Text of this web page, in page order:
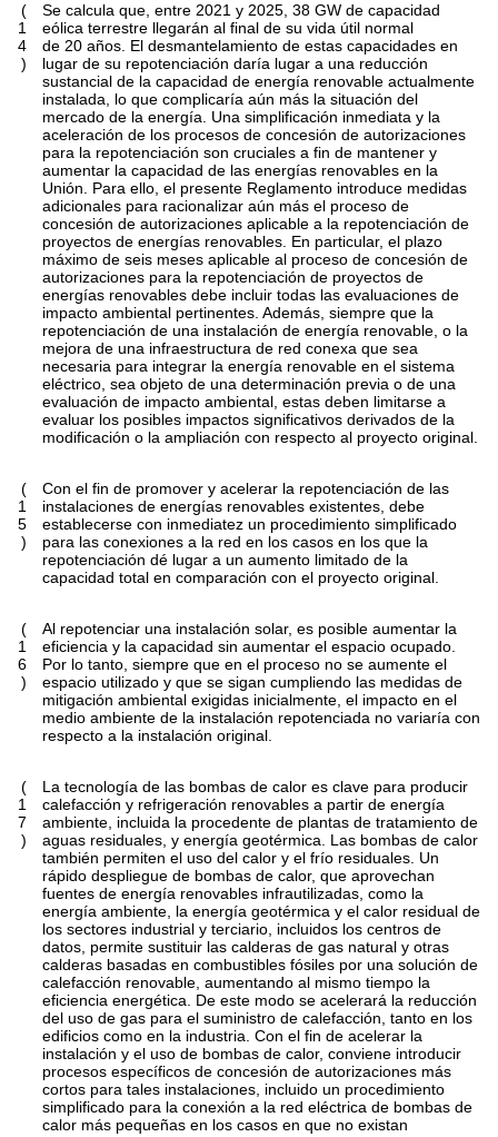
(
1
4
)
Se calcula que, entre 2021 y 2025, 38 GW de capacidad
eólica terrestre llegarán al final de su vida útil normal
de 20 años. El desmantelamiento de estas capacidades en
lugar de su repotenciación daría lugar a una reducción
sustancial de la capacidad de energía renovable actualmente
instalada, lo que complicaría aún más la situación del
mercado de la energía. Una simplificación inmediata y la
aceleración de los procesos de concesión de autorizaciones
para la repotenciación son cruciales a fin de mantener y
aumentar la capacidad de las energías renovables en la
Unión. Para ello, el presente Reglamento introduce medidas
adicionales para racionalizar aún más el proceso de
concesión de autorizaciones aplicable a la repotenciación de
proyectos de energías renovables. En particular, el plazo
máximo de seis meses aplicable al proceso de concesión de
autorizaciones para la repotenciación de proyectos de
energías renovables debe incluir todas las evaluaciones de
impacto ambiental pertinentes. Además, siempre que la
repotenciación de una instalación de energía renovable, o la
mejora de una infraestructura de red conexa que sea
necesaria para integrar la energía renovable en el sistema
eléctrico, sea objeto de una determinación previa o de una
evaluación de impacto ambiental, estas deben limitarse a
evaluar los posibles impactos significativos derivados de la
modificación o la ampliación con respecto al proyecto original.
(
1
5
)
Con el fin de promover y acelerar la repotenciación de las
instalaciones de energías renovables existentes, debe
establecerse con inmediatez un procedimiento simplificado
para las conexiones a la red en los casos en los que la
repotenciación dé lugar a un aumento limitado de la
capacidad total en comparación con el proyecto original.
(
1
6
)
Al repotenciar una instalación solar, es posible aumentar la
eficiencia y la capacidad sin aumentar el espacio ocupado.
Por lo tanto, siempre que en el proceso no se aumente el
espacio utilizado y que se sigan cumpliendo las medidas de
mitigación ambiental exigidas inicialmente, el impacto en el
medio ambiente de la instalación repotenciada no variaría con
respecto a la instalación original.
(
1
7
)
La tecnología de las bombas de calor es clave para producir
calefacción y refrigeración renovables a partir de energía
ambiente, incluida la procedente de plantas de tratamiento de
aguas residuales, y energía geotérmica. Las bombas de calor
también permiten el uso del calor y el frío residuales. Un
rápido despliegue de bombas de calor, que aprovechan
fuentes de energía renovables infrautilizadas, como la
energía ambiente, la energía geotérmica y el calor residual de
los sectores industrial y terciario, incluidos los centros de
datos, permite sustituir las calderas de gas natural y otras
calderas basadas en combustibles fósiles por una solución de
calefacción renovable, aumentando al mismo tiempo la
eficiencia energética. De este modo se acelerará la reducción
del uso de gas para el suministro de calefacción, tanto en los
edificios como en la industria. Con el fin de acelerar la
instalación y el uso de bombas de calor, conviene introducir
procesos específicos de concesión de autorizaciones más
cortos para tales instalaciones, incluido un procedimiento
simplificado para la conexión a la red eléctrica de bombas de
calor más pequeñas en los casos en que no existan